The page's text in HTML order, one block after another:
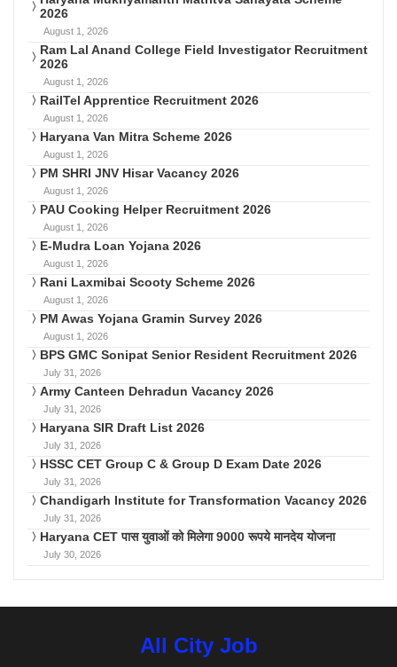
2026
August 1, 2026
Ram Lal Anand College Field Investigator Recruitment
2026
August 1, 2026
RailTel Apprentice Recruitment 2026
August 1, 2026
Haryana Van Mitra Scheme 2026
August 1, 2026
PM SHRI JNV Hisar Vacancy 2026
August 1, 2026
PAU Cooking Helper Recruitment 2026
August 1, 2026
E-Mudra Loan Yojana 2026
August 1, 2026
Rani Laxmibai Scooty Scheme 2026
August 1, 2026
PM Awas Yojana Gramin Survey 2026
August 1, 2026
BPS GMC Sonipat Senior Resident Recruitment 2026
July 31, 2026
Army Canteen Dehradun Vacancy 2026
July 31, 2026
Haryana SIR Draft List 2026
July 31, 2026
HSSC CET Group C & Group D Exam Date 2026
July 31, 2026
Chandigarh Institute for Transformation Vacancy 2026
July 31, 2026
Haryana CET पास युवाओं को मिलेगा 9000 रूपये मानदेय योजना
July 30, 2026
All City Job